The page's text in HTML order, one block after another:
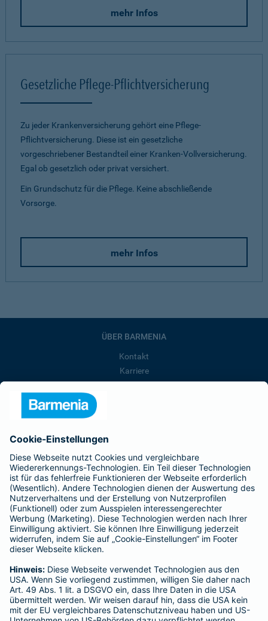
mehr Infos
Gesetzliche Pflege-Pflichtversicherung
Zu jeder Krankenversicherung gehört eine Pflege-
Pflichtversicherung. Diese ist ein gesetzliche
vorgeschriebener Bestandteil einer Kranken-Vollversicherung.
Egal ob gesetzlich oder privat versichert.
Ein Grundschutz für die Pflege. Keine abschließende
Vorsorge.
mehr Infos
ÜBER BARMENIA
Kontakt
Karriere
Barmenia ist Teil der BarmeniaGothaer
BELIEBTE SEITEN
Kranken-Zusatzversicherung
Tierversicherungen
Haftpflichtversicherung
Hausratversicherung
Adresse ändern
Schaden melden
Kilometerstandsmeldung